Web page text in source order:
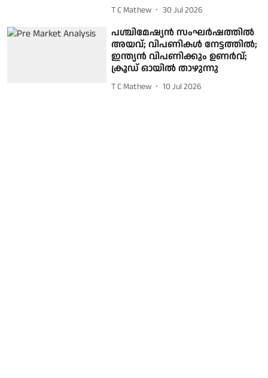
T C Mathew 30 Jul 2026
പശ്ചിമേഷ്യൻ സംഘർഷത്തിൽ
അയവ്; വിപണികൾ നേട്ടത്തിൽ;
ഇന്ത്യൻ വിപണിക്കും ഉണർവ്;
ക്രൂഡ് ഓയിൽ താഴുന്നു
T C Mathew 10 Jul 2026